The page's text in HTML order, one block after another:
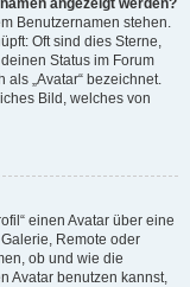
angezeigt werden?
Benutzernamen stehen.
Oft sind dies Sterne,
Status im Forum
„Avatar“ bezeichnet.
Bild, welches von
einen Avatar über eine
Remote oder
ob und wie die
Avatar benutzen kannst,